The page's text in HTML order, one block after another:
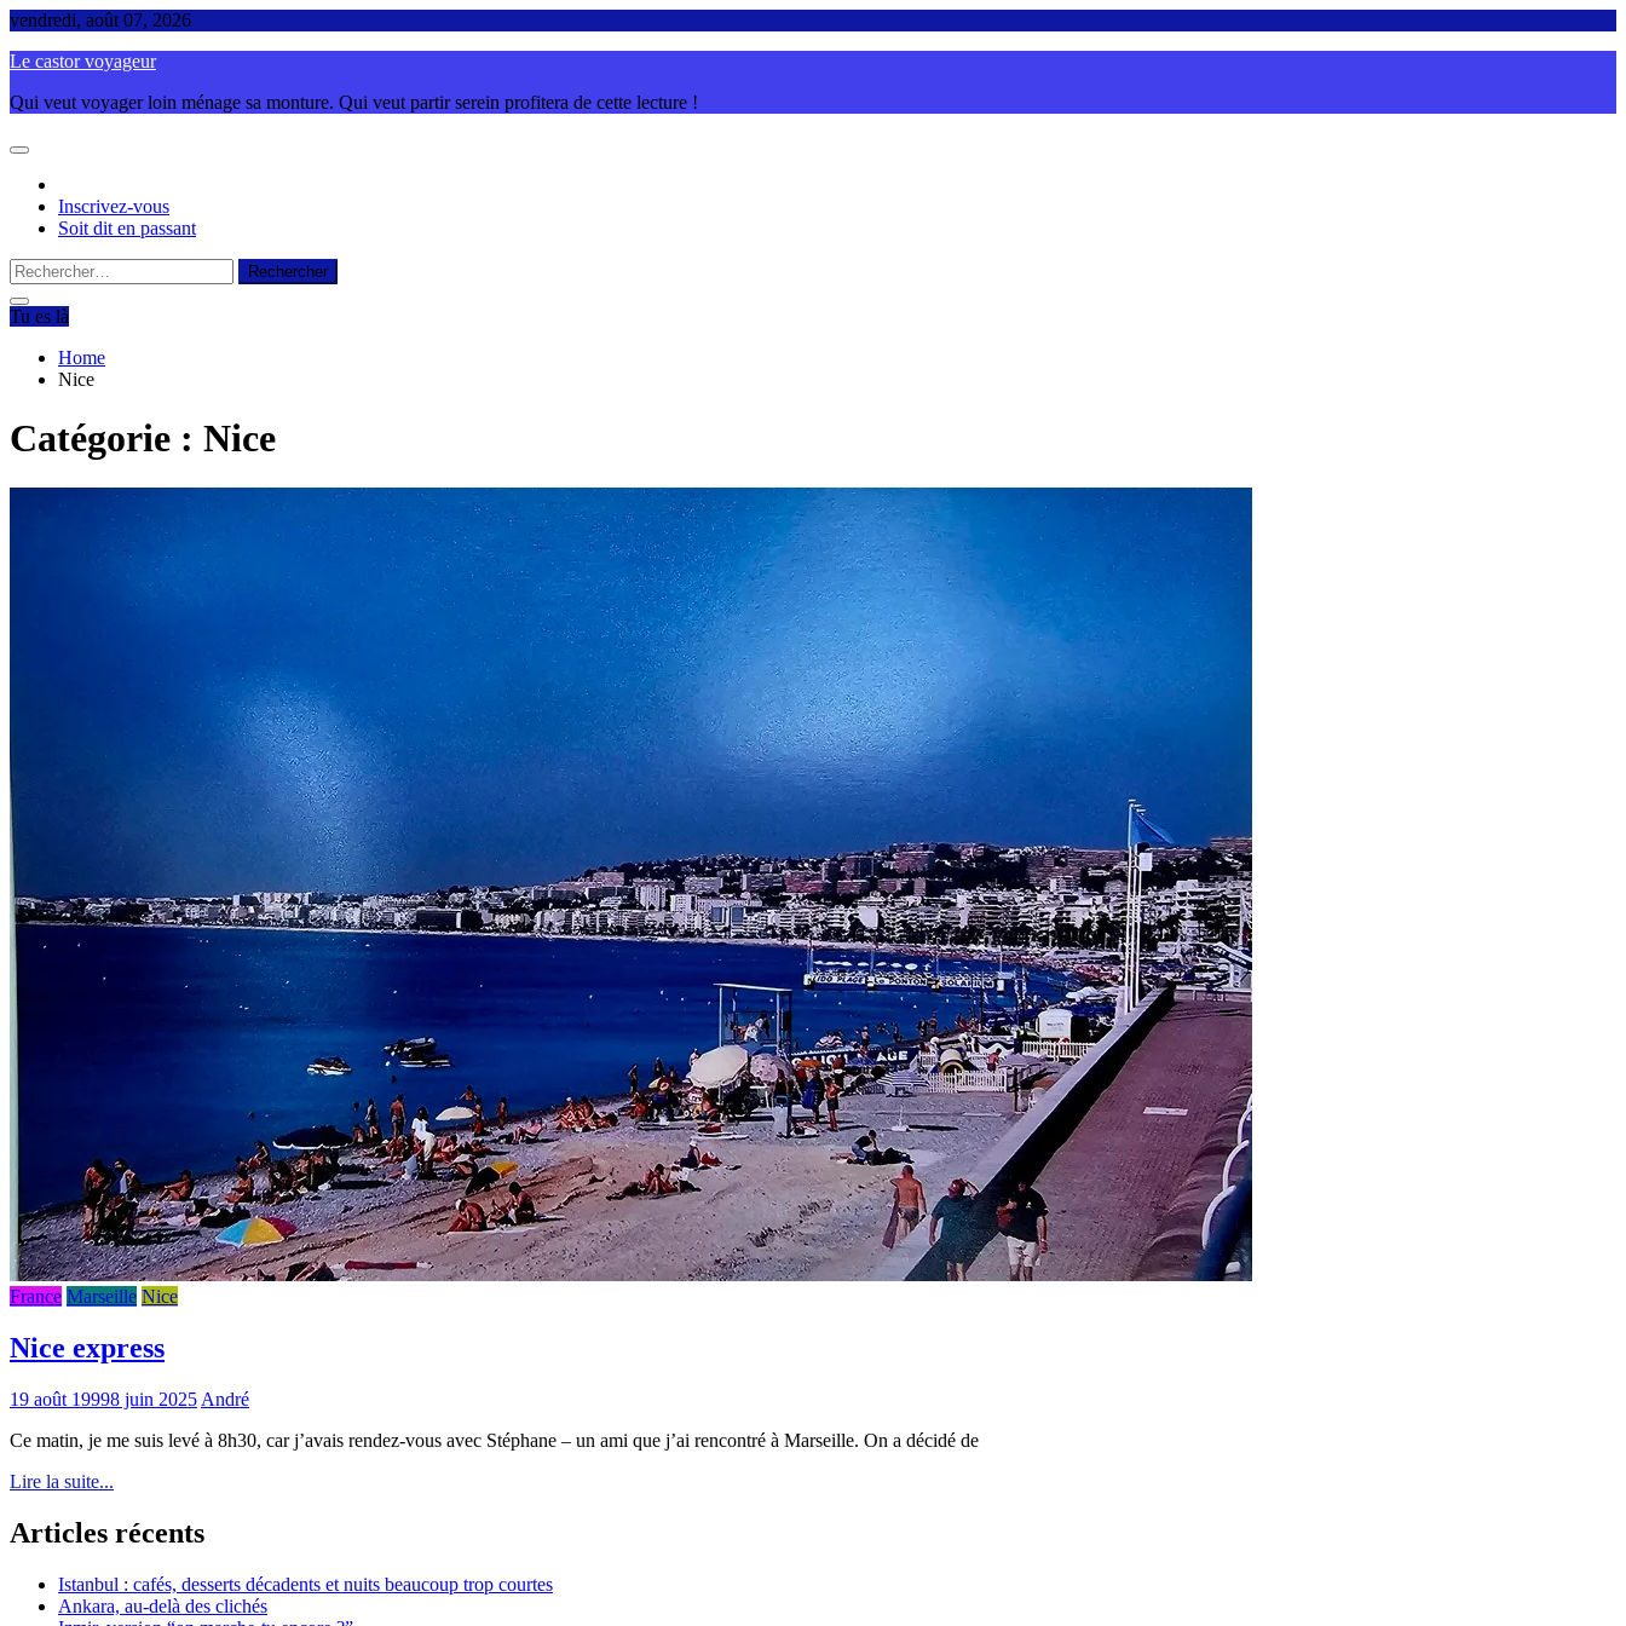
Skip
content
vendredi, août 07, 2026
Le castor voyageur
Qui veut voyager loin ménage sa monture. Qui veut partir serein profitera de cette lecture !
Inscrivez-vous
Soit dit en passant
Rechercher :
Tu es là
Home
Nice
Catégorie : Nice
France Marseille Nice
Nice express
19 août 19998 juin 2025 André
Ce matin, je me suis levé à 8h30, car j’avais rendez-vous avec Stéphane – un ami que j’ai rencontré à Marseille. On a décidé de
Lire la suite...
Articles récents
Istanbul : cafés, desserts décadents et nuits beaucoup trop courtes
Ankara, au-delà des clichés